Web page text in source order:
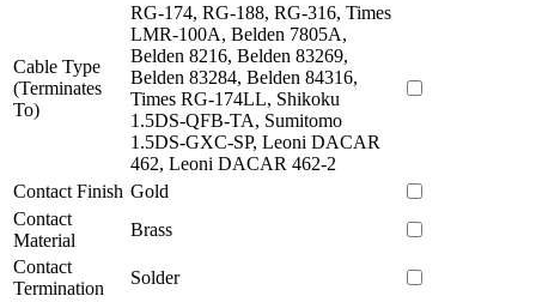
Cable Type
(Terminates
To)
RG-174, RG-188, RG-316, Times
LMR-100A, Belden 7805A,
Belden 8216, Belden 83269,
Belden 83284, Belden 84316,
Times RG-174LL, Shikoku
1.5DS-QFB-TA, Sumitomo
1.5DS-GXC-SP, Leoni DACAR
462, Leoni DACAR 462-2
Contact Finish Gold
Contact
Material
Brass
Contact
Termination
Solder